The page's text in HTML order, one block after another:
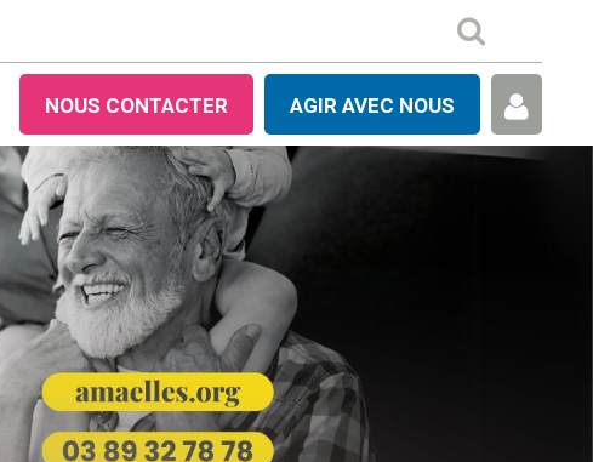
NOUS CONTACTER AGIR AVEC NOUS